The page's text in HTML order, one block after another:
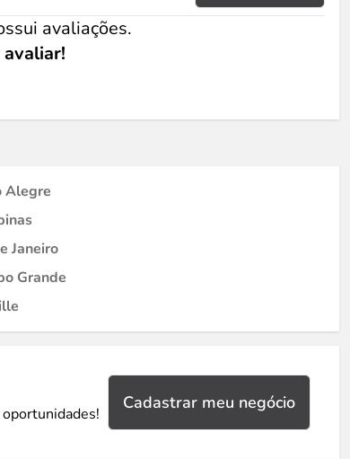
avaliações.
Alegre
Janeiro
Grande
Cadastrar meu negócio